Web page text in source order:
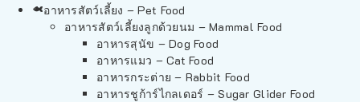
อาหารสัตว์เลี้ยง – Pet Food
อาหารสัตว์เลี้ยงลูกด้วยนม – Mammal Food
อาหารสุนัข – Dog Food
อาหารแมว – Cat Food
อาหารกระต่าย – Rabbit Food
อาหารชูก้าร์ไกลเดอร์ – Sugar Glider Food